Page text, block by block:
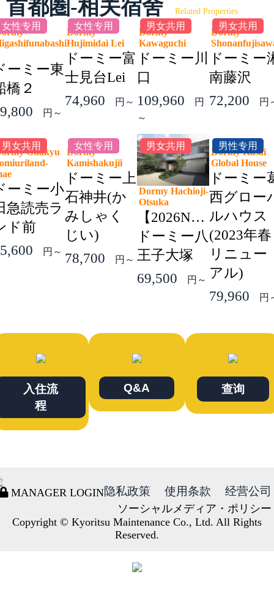
首都圏-相关宿舍 Related Properties
女性专用
ーミー東
橋２
円～
女性专用
Dormy
Hujimidai Lei
ドーミー富
士見台Lei
74,960
円～
男女共用
Dormy
Kawaguchi
ドーミー川
口
109,960
円
～
男女共用
Dormy
ドーミー
南藤沢
72,200
円
男女共用
Odakyu
ーミー小
急読売ラ
ド前
円～
女性专用
Dormy
Kamishakujii
ドーミー上
石神井(か
みしゃく
じい)
78,700
円～
男女共用
Dormy Hachioji-
Otsuka
【2026NEW】
ドーミー八
王子大塚
69,500
円～
男性专用
Dormy Kasai
Global
ドーミー
西グロー
ルハウス
(2023年春
リニュー
アル)
79,960
円
入住流
程
Q&A 查询
MANAGER LOGIN隐私政策 使用条款 经营公司
ソーシャルメディア・ポリシー
Copyright © Kyoritsu Maintenance Co., Ltd. All Rights
Reserved.